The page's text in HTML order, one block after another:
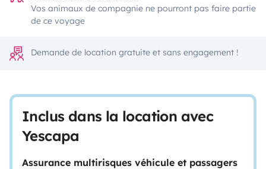
Vos animaux de compagnie ne pourront pas faire partie
de ce voyage
Demande de location gratuite et sans engagement !
Inclus dans la location avec
Yescapa
Assurance multirisques véhicule et passagers